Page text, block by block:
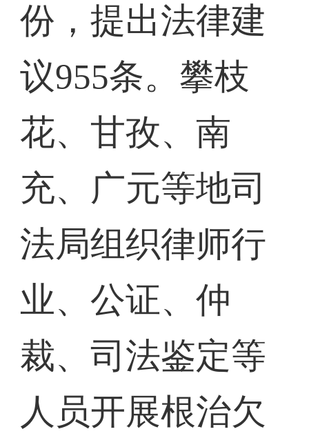
份，提出法律建
议955条。攀枝
花、甘孜、南
充、广元等地司
法局组织律师行
业、公证、仲
裁、司法鉴定等
人员开展根治欠